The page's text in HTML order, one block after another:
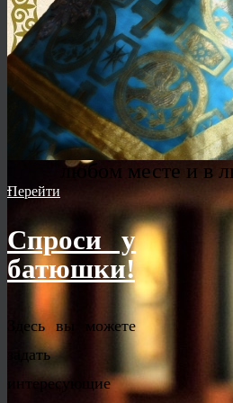
Аргентинского и
Перейти
Интернет-семинария
Богословское
любом месте и в
Перейти
Спроси у
батюшки!
Здесь вы можете
задать
интересующие